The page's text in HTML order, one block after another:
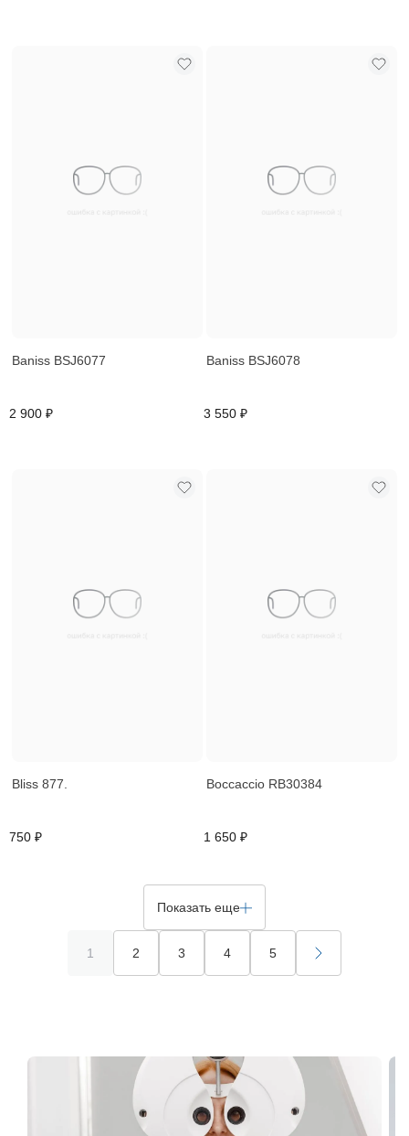
Baniss BSJ6077
2 900 ₽
Baniss BSJ6078
3 550 ₽
Bliss 877.
750 ₽
Boccaccio RB30384
1 650 ₽
Показать еще
1 2 3 4 5